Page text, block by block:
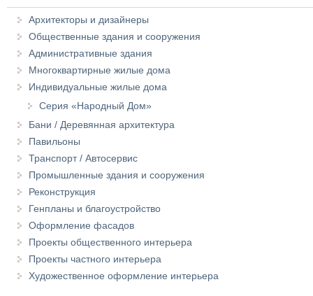
Архитекторы и дизайнеры
Общественные здания и сооружения
Административные здания
Многоквартирные жилые дома
Индивидуальные жилые дома
Серия «Народный Дом»
Бани / Деревянная архитектура
Павильоны
Транспорт / Автосервис
Промышленные здания и сооружения
Реконструкция
Генпланы и благоустройство
Оформление фасадов
Проекты общественного интерьера
Проекты частного интерьера
Художественное оформление интерьера